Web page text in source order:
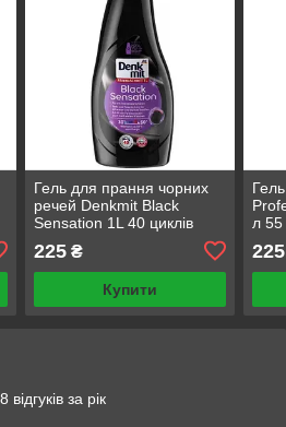
Гель для прання чорних
речей Denkmit Black
Sensation 1L 40 циклів
225₴
Купити
л 55
225
за рік